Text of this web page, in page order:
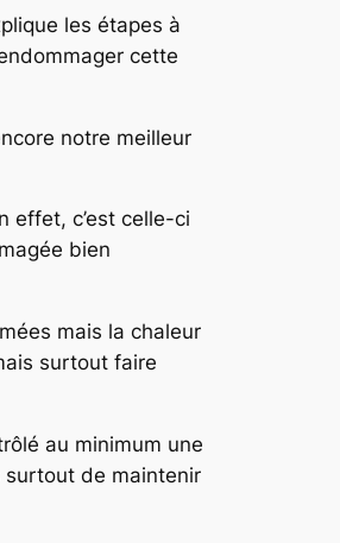
les étapes à
cette
notre meilleur
effet, c’est celle-ci
bien
mais la chaleur
surtout faire
au minimum une
surtout de maintenir